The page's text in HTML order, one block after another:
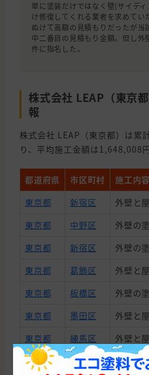
単に塗装だけではなく壁(サイデ
け修復してくれる業者を求めてい
ぬけて高額の見積もりだったが当
中二番目の見積もり金額。但し外
件に指名した。
株式会社 LEAP（東京
報
株式会社 LEAP（東京都）は累
り、平均施工金額は1,648,008円
都道府県 市区町村
施工内容
東京都
新宿区
外壁と
東京都
中野区
外壁の
東京都
新宿区
外壁の
東京都
葛飾区
外壁と
東京都
板橋区
外壁の
東京都
墨田区
外壁と
東京都
練馬区
外壁と
東京都
豊島区
外壁の